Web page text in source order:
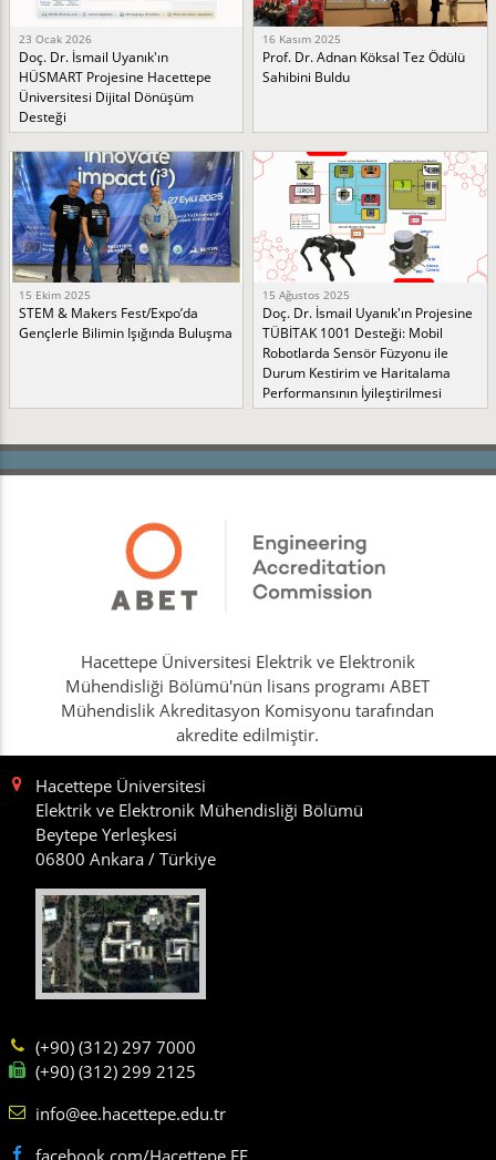
23 Ocak 2026
Doç. Dr. İsmail Uyanık'ın
HÜSMART Projesine Hacettepe
Üniversitesi Dijital Dönüşüm
Desteği
16 Kasım 2025
Prof. Dr. Adnan Köksal Tez Ödülü
Sahibini Buldu
15 Ekim 2025
STEM & Makers Fest/Expo’da
Gençlerle Bilimin Işığında Buluşma
15 Ağustos 2025
Doç. Dr. İsmail Uyanık'ın Projesine
TÜBİTAK 1001 Desteği: Mobil
Robotlarda Sensör Füzyonu ile
Durum Kestirim ve Haritalama
Performansının İyileştirilmesi
Hacettepe Üniversitesi Elektrik ve Elektronik
Mühendisliği Bölümü'nün lisans programı ABET
Mühendislik Akreditasyon Komisyonu tarafından
akredite edilmiştir.
Hacettepe Üniversitesi
Elektrik ve Elektronik Mühendisliği Bölümü
Beytepe Yerleşkesi
06800 Ankara / Türkiye
(+90) (312) 297 7000
(+90) (312) 299 2125
info@ee.hacettepe.edu.tr